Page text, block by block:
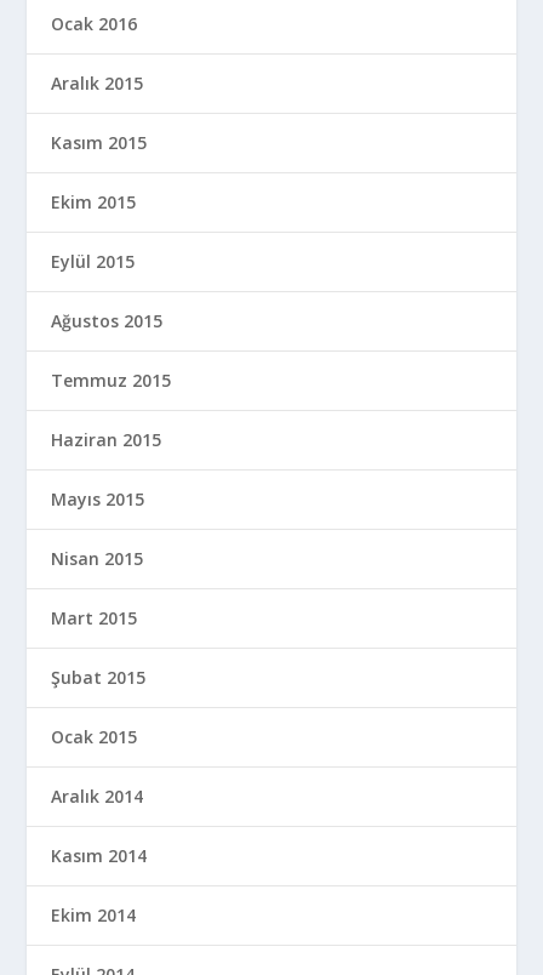
Ocak 2016
Aralık 2015
Kasım 2015
Ekim 2015
Eylül 2015
Ağustos 2015
Temmuz 2015
Haziran 2015
Mayıs 2015
Nisan 2015
Mart 2015
Şubat 2015
Ocak 2015
Aralık 2014
Kasım 2014
Ekim 2014